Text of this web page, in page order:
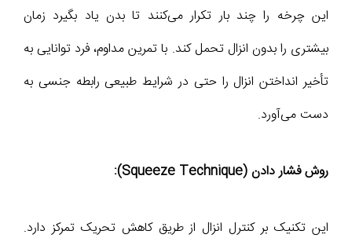
این چرخه را چند بار تکرار می‌کنند تا بدن یاد بگیرد زمان
بیشتری را بدون انزال تحمل کند. با تمرین مداوم، فرد توانایی به
تأخیر انداختن انزال را حتی در شرایط طبیعی رابطه جنسی به
دست می‌آورد.
روش فشار دادن (Squeeze Technique):
این تکنیک بر کنترل انزال از طریق کاهش تحریک تمرکز دارد.